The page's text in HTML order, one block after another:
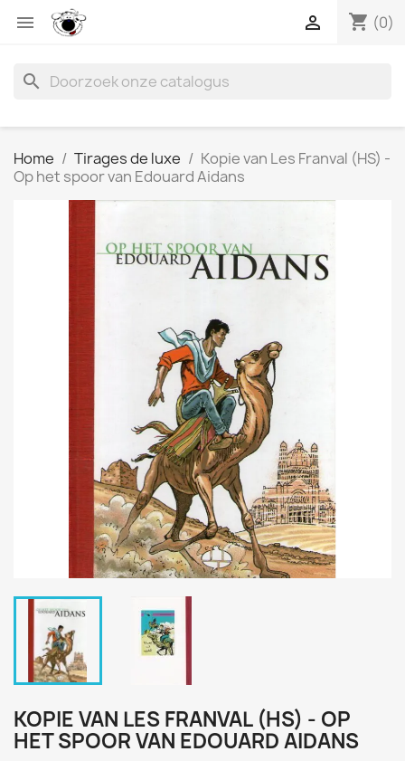
 shopping_cart (0)

search
Home Tirages de luxe
Kopie van Les Franval (HS) -
Op het spoor van Edouard Aidans
KOPIE VAN LES FRANVAL (HS) - OP
HET SPOOR VAN EDOUARD AIDANS